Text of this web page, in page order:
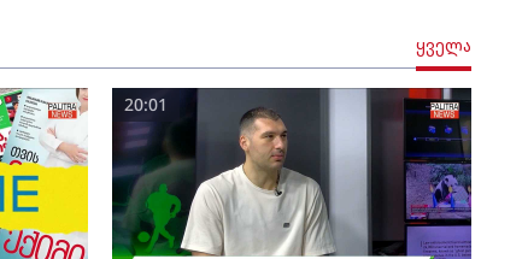
ყველა
20:01